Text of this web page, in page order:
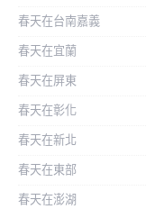
春天在台南嘉義
春天在宜蘭
春天在屏東
春天在彰化
春天在新北
春天在東部
春天在澎湖